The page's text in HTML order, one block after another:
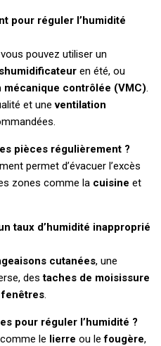
pour réguler l’humidité
pouvez utiliser un
en été, ou
mécanique contrôlée (VMC).
et uneventilation
pièces régulièrement ?
permet d’évacuer l’excès
zones comme la cuisine et
taux d’humidité inapproprié
cutanées, une
destaches de moisissure
fenêtres.
pour réguler l’humidité ?
le lierre ou lefougère,